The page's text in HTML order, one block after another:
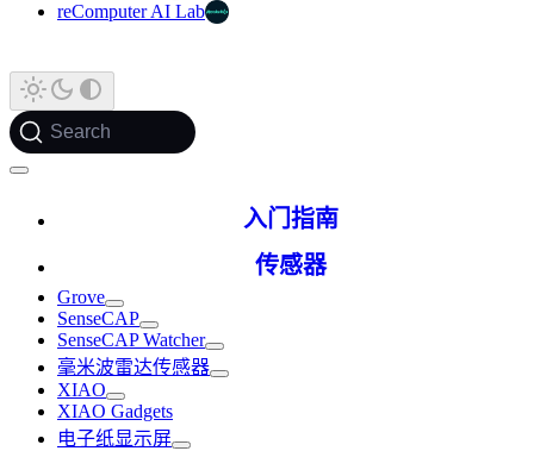
reComputer AI Lab
Search
入门指南
传感器
Grove
SenseCAP
SenseCAP Watcher
毫米波雷达传感器
XIAO
XIAO Gadgets
电子纸显示屏